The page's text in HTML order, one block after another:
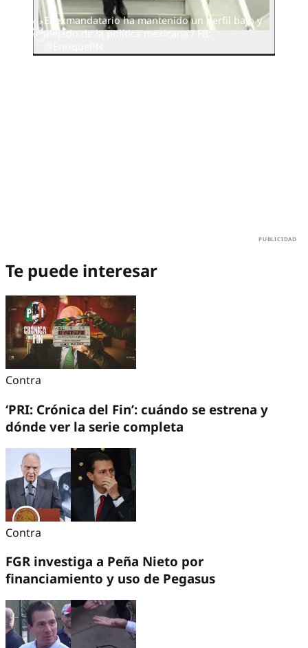
El exmandatario ha mantenido un perfil bajo y
alejado de la política mexicana / FB:
Te puede interesar
Contra
‘PRI: Crónica del Fin’: cuándo se estrena y
dónde ver la serie completa
Contra
FGR investiga a Peña Nieto por
financiamiento y uso de Pegasus